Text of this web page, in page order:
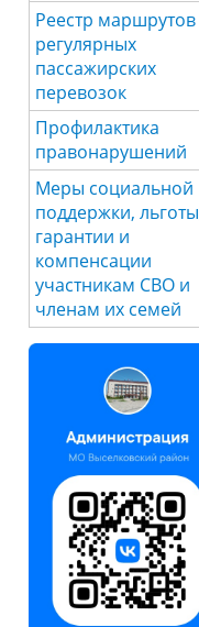
Реестр маршрутов
регулярных
пассажирских
перевозок
Профилактика
правонарушений
Меры социальной
поддержки,
гарантии и
компенсации
участникам СВО и
членам их семей